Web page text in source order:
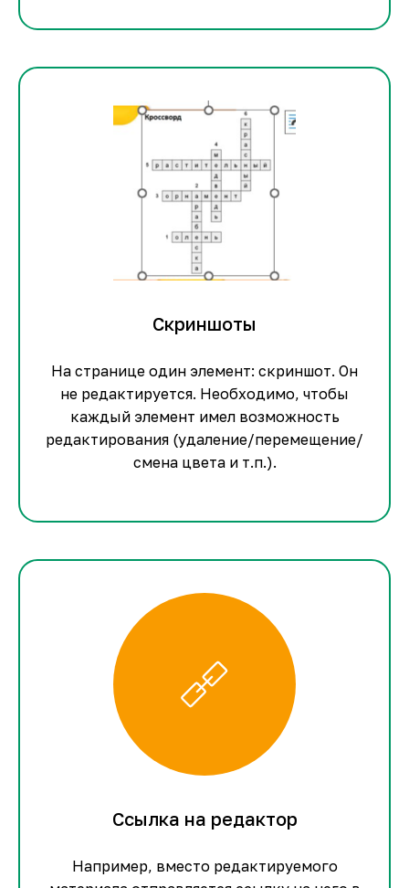
Скриншоты
На странице один элемент: скриншот. Он
не редактируется. Необходимо, чтобы
каждый элемент имел возможность
редактирования (удаление/перемещение/
смена цвета и т.п.).
Ссылка на редактор
Например, вместо редактируемого